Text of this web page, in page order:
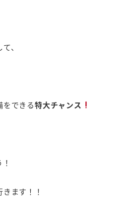
、
できる特大チャンス
ます！！